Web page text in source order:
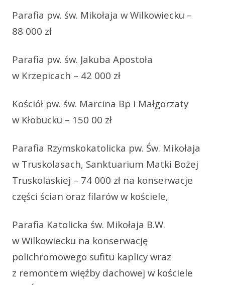
Parafia pw. św. Mikołaja w Wilkowiecku –
88 000 zł
Parafia pw. św. Jakuba Apostoła
w Krzepicach – 42 000 zł
Kościół pw. św. Marcina Bp i Małgorzaty
w Kłobucku – 150 00 zł
Parafia Rzymskokatolicka pw. Św. Mikołaja
w Truskolasach, Sanktuarium Matki Bożej
Truskolaskiej – 74 000 zł na konserwacje
części ścian oraz filarów w kościele,
Parafia Katolicka św. Mikołaja B.W.
w Wilkowiecku na konserwację
polichromowego sufitu kaplicy wraz
z remontem więźby dachowej w kościele